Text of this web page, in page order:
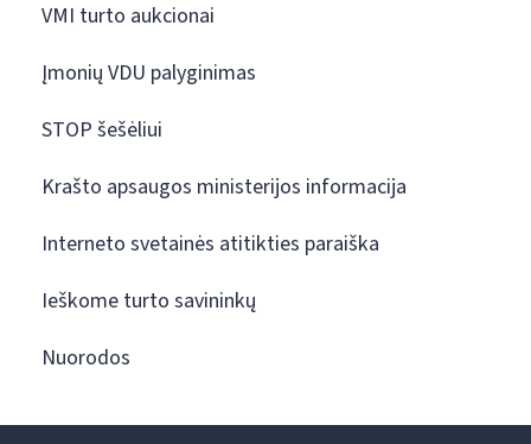
VMI turto aukcionai
Įmonių VDU palyginimas
STOP šešėliui
Krašto apsaugos ministerijos informacija
Interneto svetainės atitikties paraiška
Ieškome turto savininkų
Nuorodos